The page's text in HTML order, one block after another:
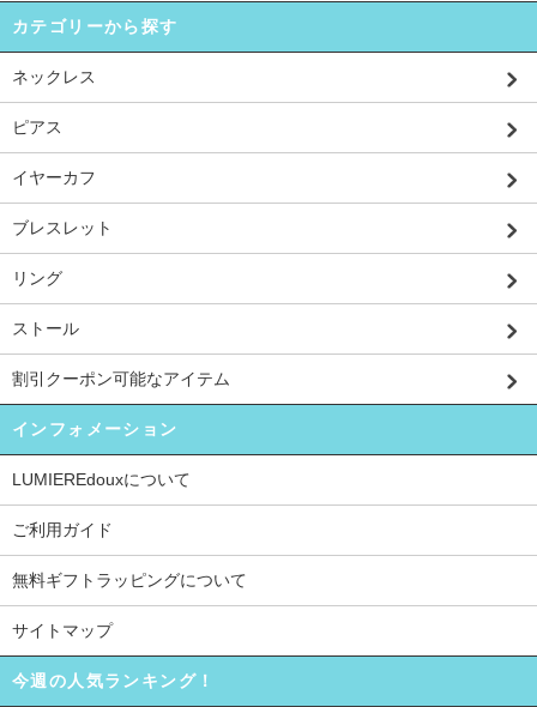
カテゴリーから探す
ネックレス
ピアス
イヤーカフ
ブレスレット
リング
ストール
割引クーポン可能なアイテム
インフォメーション
LUMIEREdouxについて
ご利用ガイド
無料ギフトラッピングについて
サイトマップ
今週の人気ランキング！